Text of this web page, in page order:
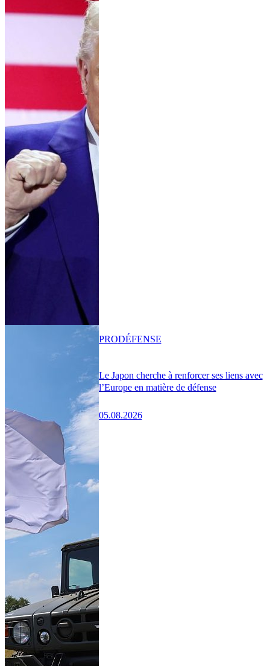
Le Japon cherche à renforcer ses liens avec
l’Europe en matière de défense
05.08.2026
PRODÉFENSE